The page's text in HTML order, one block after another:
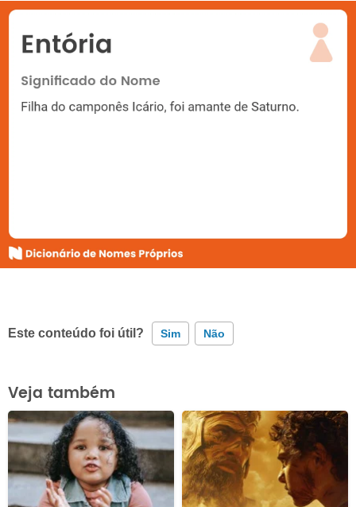
Este conteúdo foi útil? Sim Não
Este conteúdo contém informação incorreta
Este conteúdo não tem a informação que procuro
Outro
Veja também